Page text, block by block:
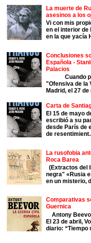
La muerte de
asesinos a los
Vi con mis
en el interior de
en la que yacía
Conclusiones
Española -
Palacios
Cuando por
"Ofensiva de la
Madrid, el 27
Carta de
El 15 de mayo
escribió a su
desde París de
de
La rusofobia
Roca Barea
(Extractos del
negra" «Rusia
en un misterio,
Comparativas
Guernica
Antony
El 23 de abril,
diario: “Tiempo